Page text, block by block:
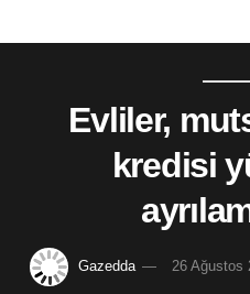
Evliler,
kredisi
Gazedda 26 Ağustos